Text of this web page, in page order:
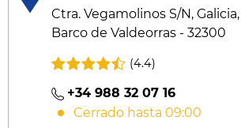
Ctra. Vegamolinos S/N,
Barco de Valdeorras - 32300
(4.4)
+34 988 32 07 16
Cerrado hasta 09:00